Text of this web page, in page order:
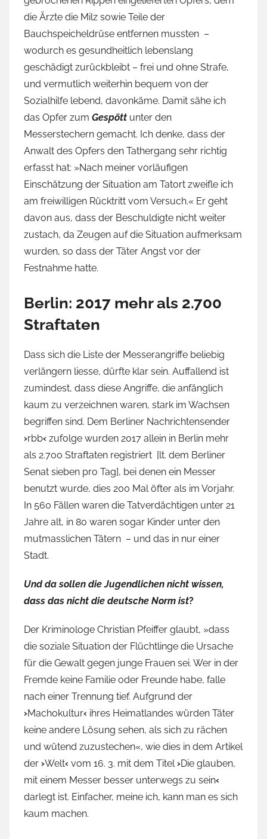
die Ärzte die Milz sowie Teile der
Bauchspeicheldrüse entfernen mussten –
wodurch es gesundheitlich lebenslang
geschädigt zurückbleibt – frei und ohne Strafe,
und vermutlich weiterhin bequem von der
Sozialhilfe lebend, davonkäme. Damit sähe ich
das Opfer zum Gespött unter den
Messerstechern gemacht. Ich denke, dass der
Anwalt des Opfers den Tathergang sehr richtig
erfasst hat: »Nach meiner vorläufigen
Einschätzung der Situation am Tatort zweifle ich
am freiwilligen Rücktritt vom Versuch.« Er geht
davon aus, dass der Beschuldigte nicht weiter
zustach, da Zeugen auf die Situation aufmerksam
wurden, so dass der Täter Angst vor der
Festnahme hatte.
Berlin: 2017 mehr als 2.700
Straftaten
Dass sich die Liste der Messerangriffe beliebig
verlängern liesse, dürfte klar sein. Auffallend ist
zumindest, dass diese Angriffe, die anfänglich
kaum zu verzeichnen waren, stark im Wachsen
begriffen sind. Dem Berliner Nachrichtensender
›rbb‹ zufolge wurden 2017 allein in Berlin mehr
als 2.700 Straftaten registriert [lt. dem Berliner
Senat sieben pro Tag], bei denen ein Messer
benutzt wurde, dies 200 Mal öfter als im Vorjahr.
In 560 Fällen waren die Tatverdächtigen unter 21
Jahre alt, in 80 waren sogar Kinder unter den
mutmasslichen Tätern – und das in nur einer
Stadt.
Und da sollen die Jugendlichen nicht wissen,
dass das nicht die deutsche Norm ist?
Der Kriminologe Christian Pfeiffer glaubt, »dass
die soziale Situation der Flüchtlinge die Ursache
für die Gewalt gegen junge Frauen sei. Wer in der
Fremde keine Familie oder Freunde habe, falle
nach einer Trennung tief. Aufgrund der
›Machokultur‹ ihres Heimatlandes würden Täter
keine andere Lösung sehen, als sich zu rächen
und wütend zuzustechen«, wie dies in dem Artikel
der ›Welt‹ vom 16. 3. mit dem Titel ›Die glauben,
mit einem Messer besser unterwegs zu sein‹
darlegt ist. Einfacher, meine ich, kann man es sich
kaum machen.